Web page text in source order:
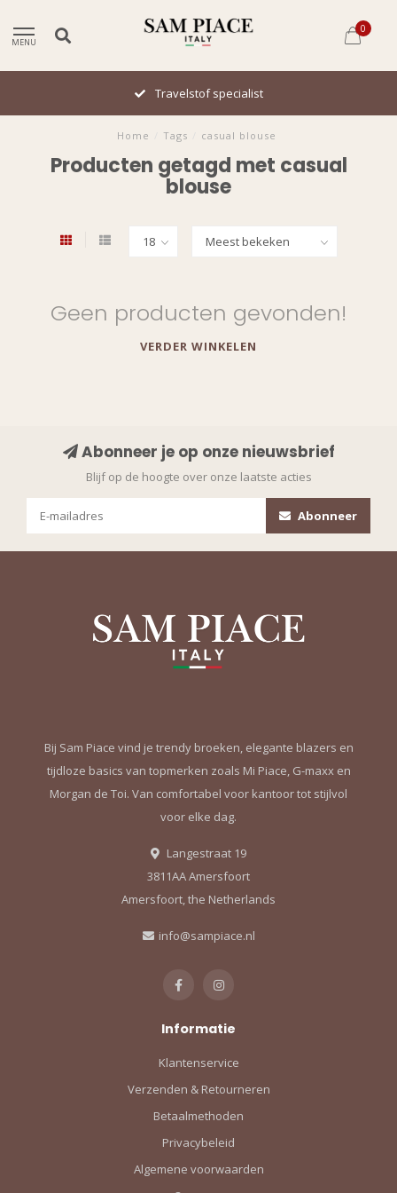
MENU
0
Travelstof specialist
Home Tags casual blouse
Producten getagd met casual
blouse
Geen producten gevonden!
VERDER WINKELEN
Abonneer je op onze nieuwsbrief
Blijf op de hoogte over onze laatste acties
Abonneer
Bij Sam Piace vind je trendy broeken, elegante blazers en
tijdloze basics van topmerken zoals Mi Piace, G-maxx en
Morgan de Toi. Van comfortabel voor kantoor tot stijlvol
voor elke dag.
Langestraat 19
3811AA Amersfoort
Amersfoort, the Netherlands
info@sampiace.nl
Informatie
Klantenservice
Verzenden & Retourneren
Betaalmethoden
Privacybeleid
Algemene voorwaarden